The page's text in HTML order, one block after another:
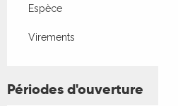
Espèce
Virements
Périodes d'ouverture